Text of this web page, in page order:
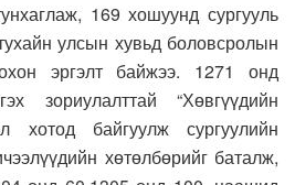
169 хошуунд сургууль
улсын хувьд боловсролын
эргэлт байжээ. 1271 онд
зориулалттай “Хөвгүүдийн
хотод байгуулж сургуулийн
хөтөлбөрийг баталж,